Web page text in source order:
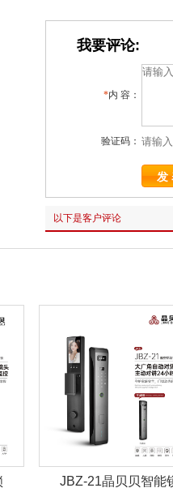
我要评论:
*内 容：
验证码：
以下是客户评论
JBZ-21晶贝贝智能